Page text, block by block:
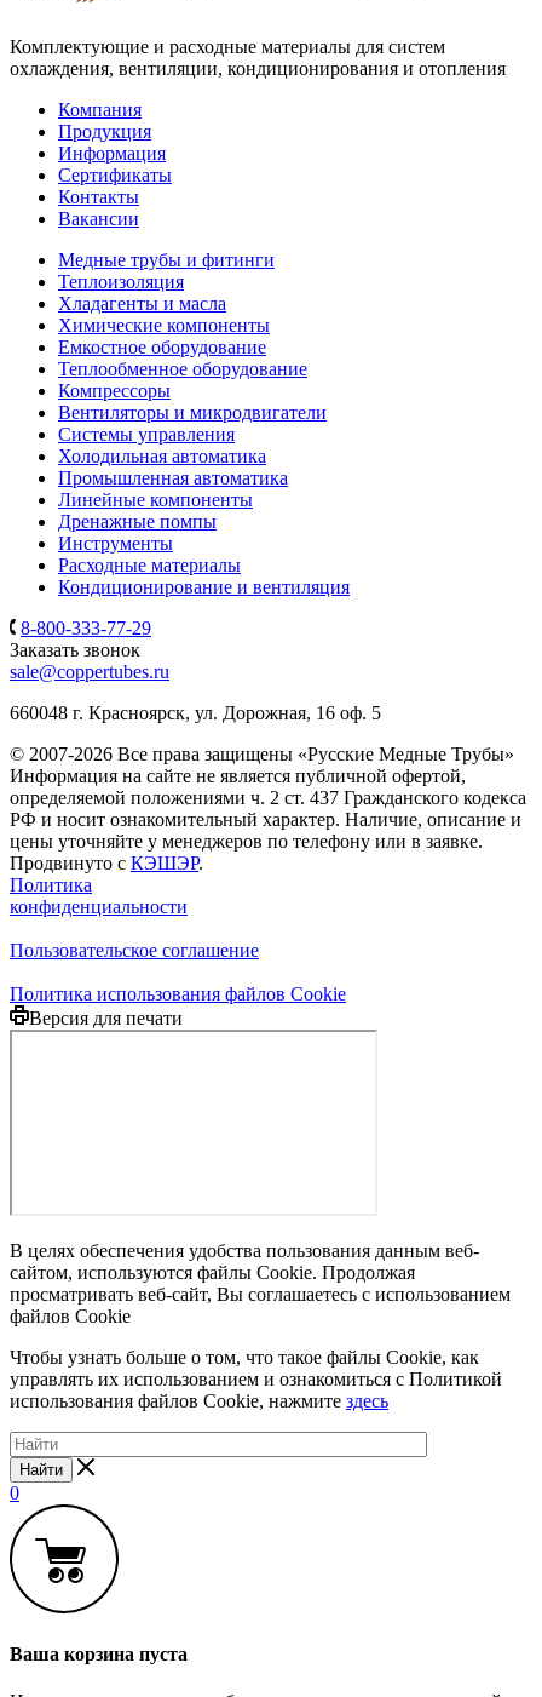
Комплектующие и расходные материалы для систем
охлаждения, вентиляции, кондиционирования и отопления
Компания
Продукция
Информация
Сертификаты
Контакты
Вакансии
Медные трубы и фитинги
Теплоизоляция
Хладагенты и масла
Химические компоненты
Емкостное оборудование
Теплообменное оборудование
Компрессоры
Вентиляторы и микродвигатели
Системы управления
Холодильная автоматика
Промышленная автоматика
Линейные компоненты
Дренажные помпы
Инструменты
Расходные материалы
Кондиционирование и вентиляция
8-800-333-77-29
Заказать звонок
sale@coppertubes.ru
660048 г. Красноярск, ул. Дорожная, 16 оф. 5
© 2007-2026 Все права защищены «Русские Медные Трубы»
Информация на сайте не является публичной офертой,
определяемой положениями ч. 2 ст. 437 Гражданского кодекса
РФ и носит ознакомительный характер. Наличие, описание и
цены уточняйте у менеджеров по телефону или в заявке.
Продвинуто с КЭШЭР.
Политика
конфиденциальности
Пользовательское соглашение
Политика использования файлов Cookie
Версия для печати
В целях обеспечения удобства пользования данным веб-
сайтом, используются файлы Cookie. Продолжая
просматривать веб-сайт, Вы соглашаетесь с использованием
файлов Cookie
Чтобы узнать больше о том, что такое файлы Cookie, как
управлять их использованием и ознакомиться с Политикой
использования файлов Cookie, нажмите здесь
Найти
0
Ваша корзина пуста